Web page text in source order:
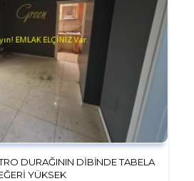
DURAĞININ DIBINDE TABELA
YÜKSEK